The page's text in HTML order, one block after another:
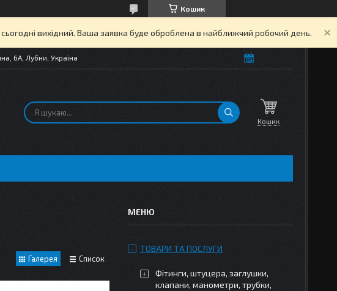
Кошик
вихідний. Ваша заявка буде оброблена в найближчий робочий день.
6А, Лубни, Україна
Кошик
Галерея Список
ТОВАРИ ТА ПОСЛУГИ
Фітинги, штуцера, заглушки,
клапани, манометри, трубки,